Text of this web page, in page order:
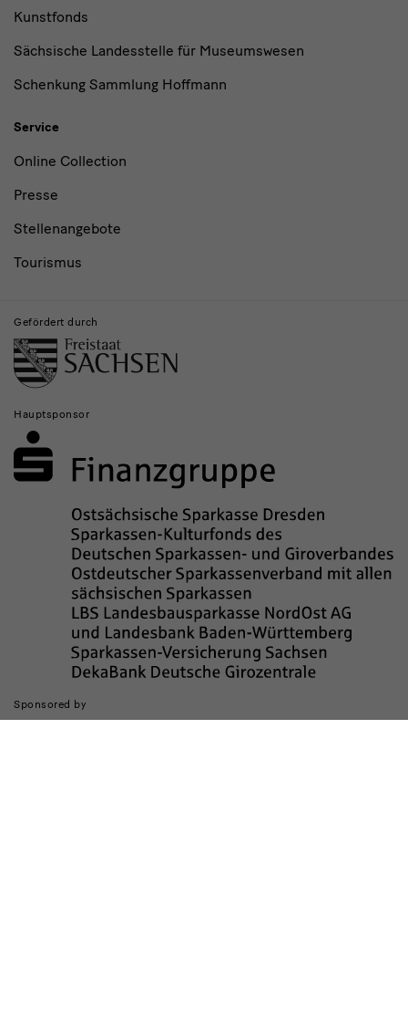
Kunstfonds
Sächsische Landesstelle für Museumswesen
Schenkung Sammlung Hoffmann
Service
Online Collection
Presse
Stellenangebote
Tourismus
Gefördert durch
Hauptsponsor
Sponsored by